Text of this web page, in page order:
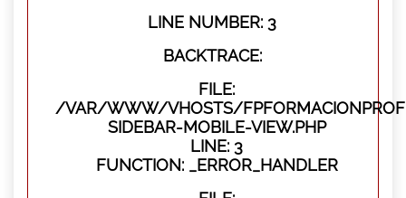
LINE NUMBER: 3
BACKTRACE:
FILE:
/VAR/WWW/VHOSTS/
SIDEBAR-MOBILE-VIEW.PHP
LINE: 3
FUNCTION: _ERROR_HANDLER